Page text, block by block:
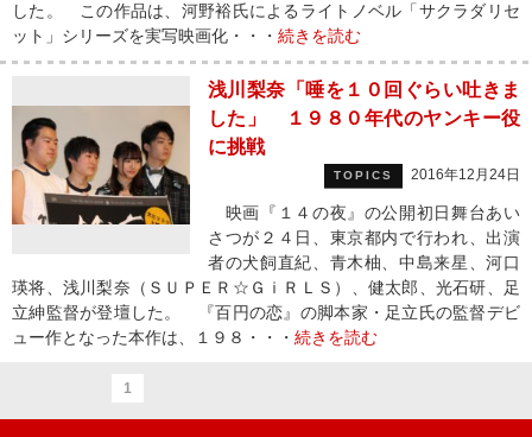
した。 この作品は、河野裕氏によるライトノベル「サクラダリセ
ット」シリーズを実写映画化・・・ 続きを読む
浅川梨奈「唾を１０回ぐらい吐きま
した」 １９８０年代のヤンキー役
に挑戦
TOPICS 2016年12月24日
映画『１４の夜』の公開初日舞台あい
さつが２４日、東京都内で行われ、出演
者の犬飼直紀、青木柚、中島来星、河口
瑛将、浅川梨奈（ＳＵＰＥＲ☆ＧｉＲＬＳ）、健太郎、光石研、足
立紳監督が登壇した。 『百円の恋』の脚本家・足立氏の監督デビ
ュー作となった本作は、１９８・・・ 続きを読む
1